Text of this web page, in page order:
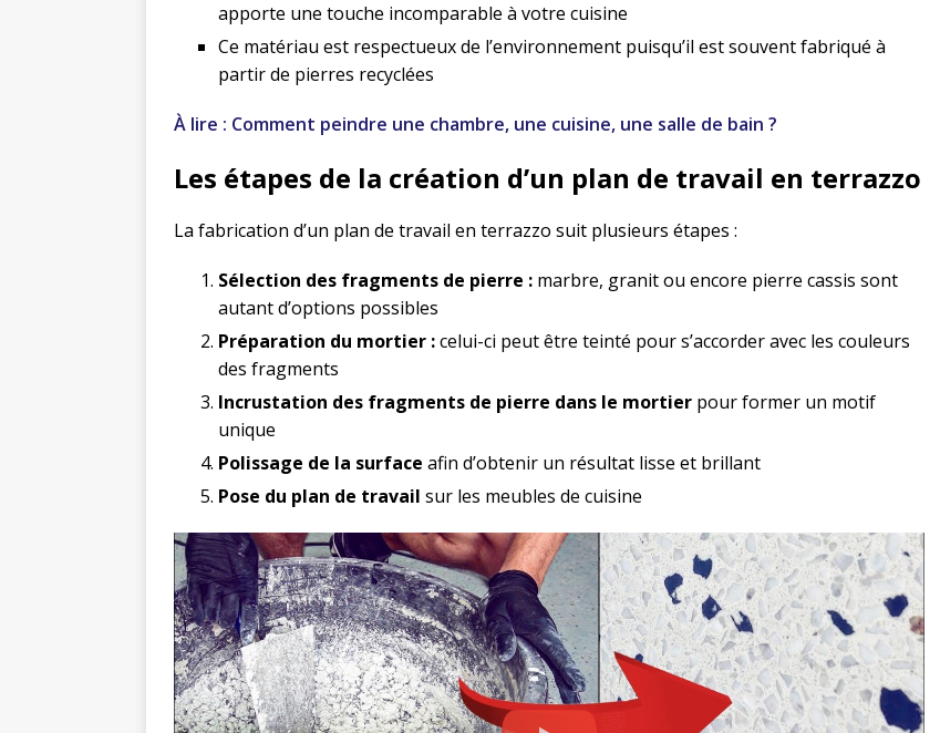
apporte une touche incomparable à votre cuisine
Ce matériau est respectueux de l’environnement puisqu’il est souvent fabriqué à
partir de pierres recyclées
À lire : Comment peindre une chambre, une cuisine, une salle de bain ?
Les étapes de la création d’un plan de travail en terrazzo
La fabrication d’un plan de travail en terrazzo suit plusieurs étapes :
Sélection des fragments de pierre : marbre, granit ou encore pierre cassis sont
autant d’options possibles
Préparation du mortier :celui-ci peut être teinté pour s’accorder avec les couleurs
des fragments
Incrustation des fragments de pierre dans le mortier pour former un motif
unique
Polissage de la surface afin d’obtenir un résultat lisse et brillant
Pose du plan de travail sur les meubles de cuisine